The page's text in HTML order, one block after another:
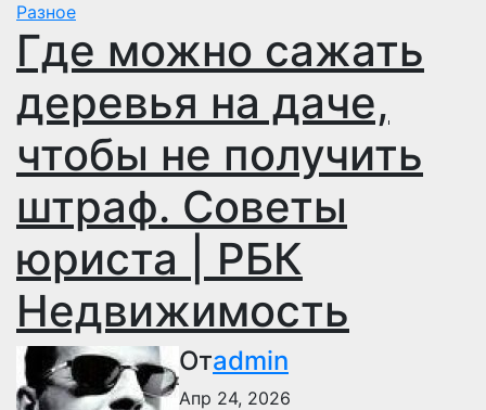
Разное
Где можно сажать
деревья на даче,
чтобы не получить
штраф. Советы
юриста | РБК
Недвижимость
Отadmin
Апр 24, 2026